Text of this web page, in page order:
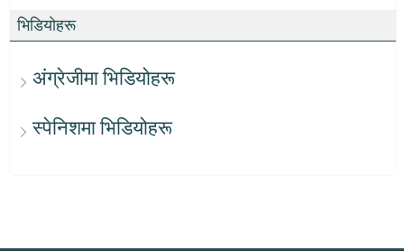
भिडियोहरू
अंग्रेजीमा भिडियोहरू
स्पेनिशमा भिडियोहरू